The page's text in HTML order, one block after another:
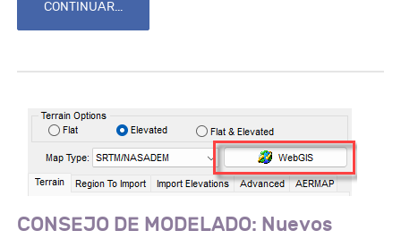
CONTINUAR...
CONSEJO DE MODELADO: Nuevos